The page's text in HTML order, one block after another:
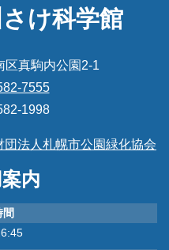
け科学館
区真駒内公園2-1
7555
1998
団法人札幌市公園緑化協会
内
間